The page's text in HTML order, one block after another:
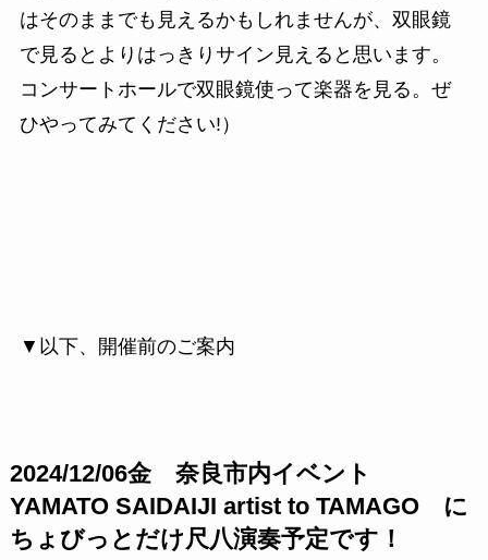
はそのままでも見えるかもしれませんが、双眼鏡
で見るとよりはっきりサイン見えると思います。
コンサートホールで双眼鏡使って楽器を見る。ぜ
ひやってみてください!）
▼以下、開催前のご案内
2024/12/06金 奈良市内イベント
YAMATO SAIDAIJI artist to TAMAGO に
ちょびっとだけ尺八演奏予定です！